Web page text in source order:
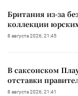
Британия из-за
коллекции
8 августа 2026, 21:45
В саксонском
отставки
8 августа 2026, 21:41